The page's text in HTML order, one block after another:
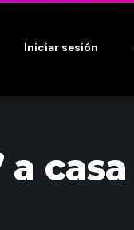
Iniciar sesión
a